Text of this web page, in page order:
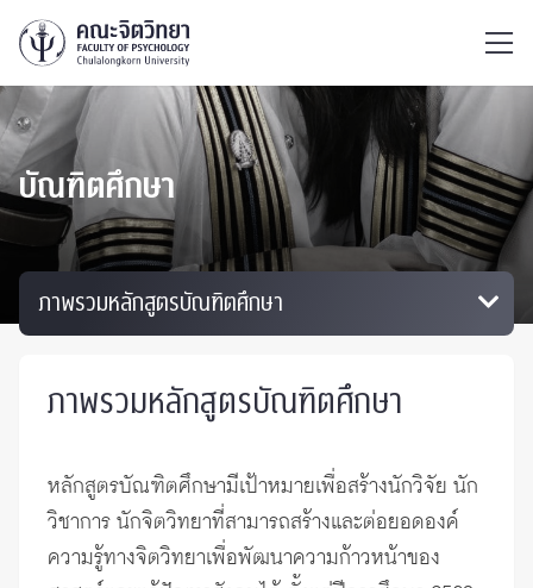
บัณฑิตศึกษา
ภาพรวมหลักสูตรบัณฑิตศึกษา
หลักสูตรบัณฑิตศึกษามีเป้าหมายเพื่อสร้างนักวิจัย นัก
วิชาการ นักจิตวิทยาที่สามารถสร้างและต่อยอดองค์
ความรู้ทางจิตวิทยาเพื่อพัฒนาความก้าวหน้าของ